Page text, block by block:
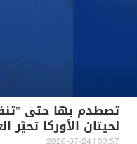
تصطدم بها حتى
لحيتان الأوركا تحيّر
03:57 | 2026-07-24